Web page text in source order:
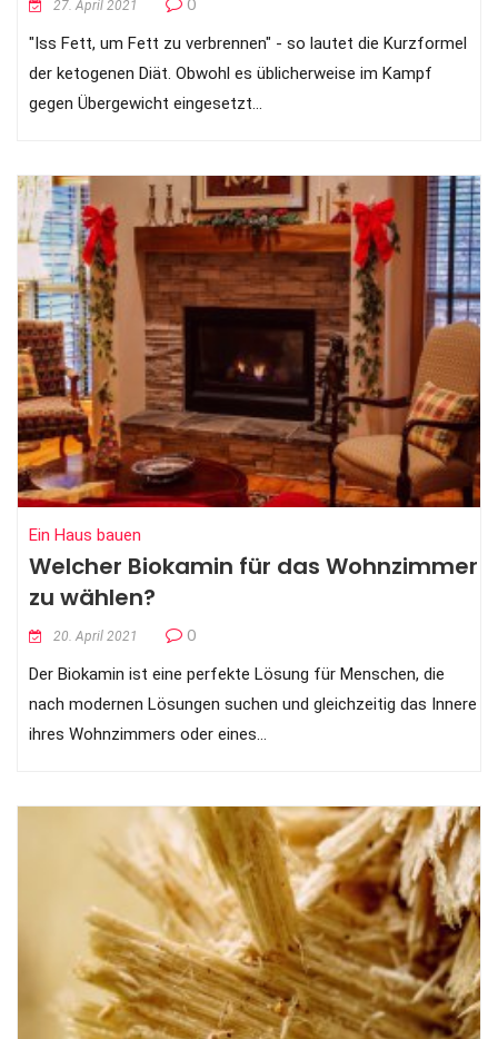
27. April 2021
"Iss Fett, um Fett zu verbrennen" - so lautet die Kurzformel
der ketogenen Diät. Obwohl es üblicherweise im Kampf
gegen Übergewicht eingesetzt...
Ein Haus bauen
Welcher Biokamin für das Wohnzimmer
zu wählen?
20. April 2021 0
Der Biokamin ist eine perfekte Lösung für Menschen, die
nach modernen Lösungen suchen und gleichzeitig das Innere
ihres Wohnzimmers oder eines...